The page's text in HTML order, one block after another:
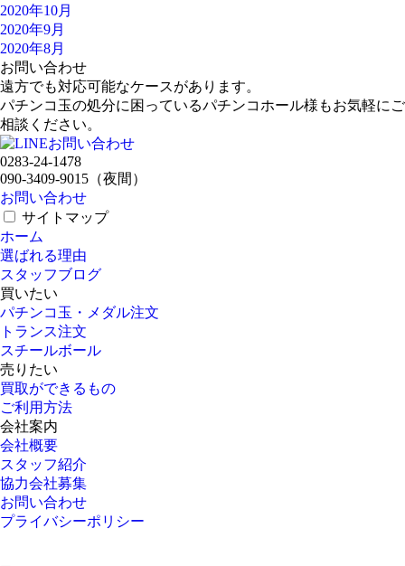
2020年10月
2020年9月
2020年8月
お問い合わせ
遠方でも対応可能なケースがあります。
パチンコ玉の処分に困っているパチンコホール様もお気軽にご
相談ください。
0283-24-1478
090-3409-9015 （夜間）
お問い合わせ
サイトマップ
ホーム
選ばれる理由
スタッフブログ
買いたい
パチンコ玉・メダル注文
トランス注文
スチールボール
売りたい
買取ができるもの
ご利用方法
会社案内
会社概要
スタッフ紹介
協力会社募集
お問い合わせ
プライバシーポリシー